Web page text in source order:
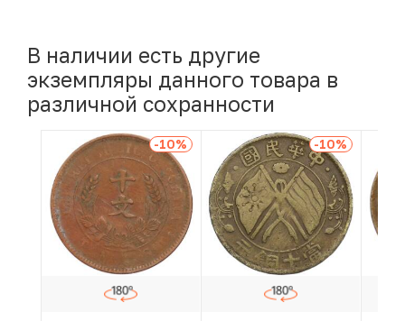
В наличии есть другие
экземпляры данного товара в
различной сохранности
-10% -10%